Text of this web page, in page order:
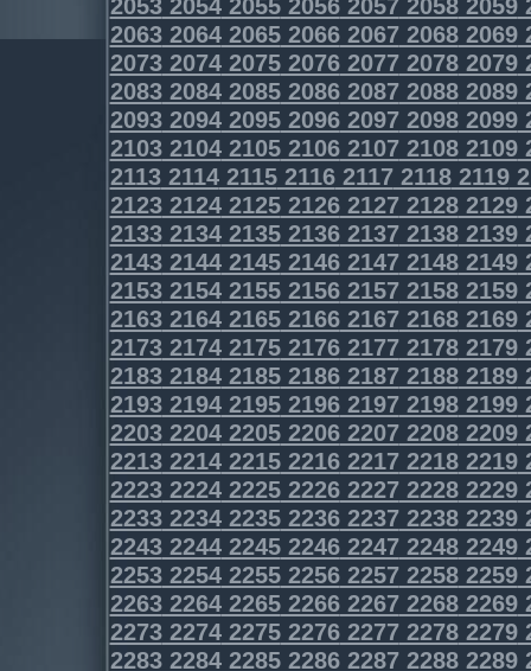
2063206420652066206720682069
2073207420752076207720782079
2083208420852086208720882089
2093209420952096209720982099
2103210421052106210721082109
2113211421152116211721182119
2123212421252126212721282129
2133213421352136213721382139
2143214421452146214721482149
2153215421552156215721582159
2163216421652166216721682169
2173217421752176217721782179
2183218421852186218721882189
2193219421952196219721982199
2203220422052206220722082209
2213221422152216221722182219
2223222422252226222722282229
2233223422352236223722382239
2243224422452246224722482249
2253225422552256225722582259
2263226422652266226722682269
2273227422752276227722782279
2283228422852286228722882289